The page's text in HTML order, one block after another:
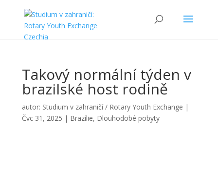
Takový normální týden v
brazilské host rodině
autor: Studium v zahraničí / Rotary Youth Exchange |
Čvc 31, 2025 | Brazílie, Dlouhodobé pobyty